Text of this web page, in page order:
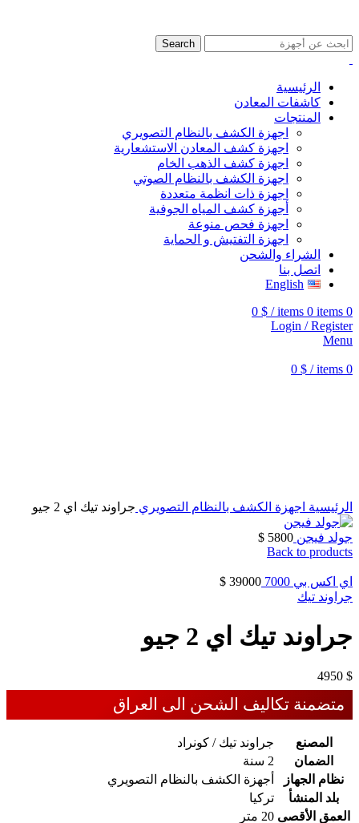
Search
الرئيسية
كاشفات المعادن
المنتجات
اجهزة الكشف بالنظام التصويري
اجهزة كشف المعادن الاستشعارية
اجهزة كشف الذهب الخام
اجهزة الكشف بالنظام الصوتي
اجهزة ذات انظمة متعددة
أجهزة كشف المياه الجوفية
اجهزة فحص منوعة
اجهزة التفتيش و الحماية
الشراء والشحن
اتصل بنا
English
0
items 0 items
/
0 $
Login / Register
Menu
0
items
/
0 $
الرئيسية اجهزة الكشف بالنظام التصويري جراوند تيك اي 2 جيو
جولد فيجن 5800
$
Back to products
اي اكس بي 7000 39000
$
جراوند تيك
جراوند تيك اي 2 جيو
4950 $
متضمنة تكاليف الشحن الى العراق
المصنع
جراوند تيك / كونراد
الضمان
2 سنة
نظام الجهاز
أجهزة الكشف بالنظام التصويري
بلد المنشأ
تركيا
العمق الأقصى 20 متر